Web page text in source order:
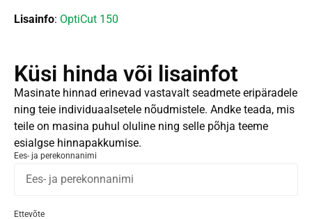
Lisainfo: OptiCut 150
Küsi hinda või lisainfot
Masinate hinnad erinevad vastavalt seadmete eripäradele
ning teie individuaalsetele nõudmistele. Andke teada, mis
teile on masina puhul oluline ning selle põhja teeme
esialgse hinnapakkumise.
Ees- ja perekonnanimi
Ettevõte